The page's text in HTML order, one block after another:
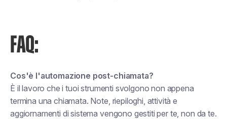
FAQ:
Cos'è l'automazione post-chiamata?
È il lavoro che i tuoi strumenti svolgono non appena
termina una chiamata. Note, riepiloghi, attività e
aggiornamenti di sistema vengono gestiti per te, non da te.